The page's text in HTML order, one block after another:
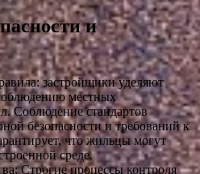
и
застройщики уделяют
местных
Соблюдение стандартов
безопасности и требований к
что жильцы могут
среде.
Строгие процессы контроля